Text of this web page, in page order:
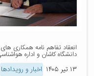
انعقاد تفاهم نامه همکاری
دانشگاه کاشان و اداره
۱۳ تیر ۱۴۰۵ اخبار و رویدادها